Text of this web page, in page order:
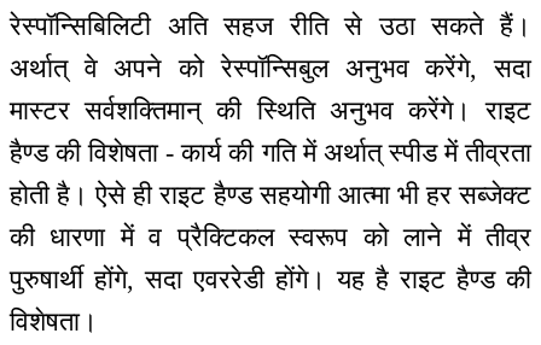
रेस्पॉन्सिबिलिटी अति सहज रीति से उठा सकते हैं।
अर्थात् वे अपने को रेस्पॉन्सिबुल अनुभव करेंगे, सदा
मास्टर सर्वशक्तिमान् की स्थिति अनुभव करेंगे। राइट
हैण्ड की विशेषता - कार्य की गति में अर्थात् स्पीड में तीव्रता
होती है। ऐसे ही राइट हैण्ड सहयोगी आत्मा भी हर सब्जेक्ट
की धारणा में व प्रैक्टिकल स्वरूप को लाने में तीव्र
पुरुषार्थी होंगे, सदा एवररेडी होंगे। यह है राइट हैण्ड की
विशेषता।